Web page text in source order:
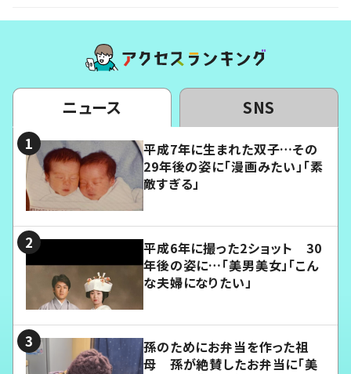
ニュース SNS
平成7年に生まれた双子…その
29年後の姿に「漫画みたい」「素
敵すぎる」
平成6年に撮った2ショット 30
年後の姿に…「美男美女」「こん
な夫婦になりたい」
孫のためにお弁当を作った祖
母 孫が絶賛したお弁当に「美